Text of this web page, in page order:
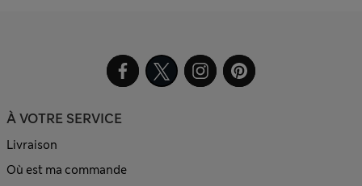
À VOTRE SERVICE
Livraison
Où est ma commande